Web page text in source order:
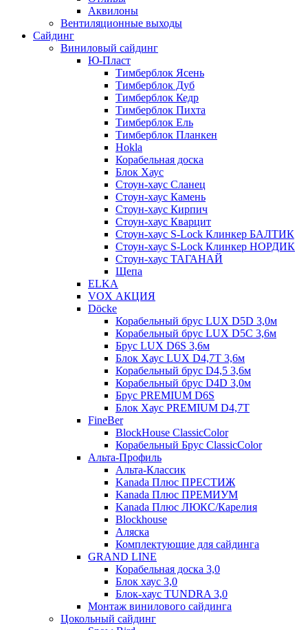
Аквилоны
Вентиляционные выходы
Сайдинг
Виниловый сайдинг
Ю-Пласт
Тимберблок Ясень
Тимберблок Дуб
Тимберблок Кедр
Тимберблок Пихта
Тимберблок Ель
Тимберблок Планкен
Hokla
Корабельная доска
Блок Хаус
Стоун-хаус Сланец
Стоун-хаус Камень
Стоун-хаус Кирпич
Стоун-хаус Кварцит
Стоун-хаус S-Lock Клинкер БАЛТИК
Стоун-хаус S-Lock Клинкер НОРДИК
Стоун-хаус ТАГАНАЙ
Щепа
ELKA
VOX АКЦИЯ
Döcke
Корабельный брус LUX D5D 3,0м
Корабельный брус LUX D5C 3,6м
Брус LUX D6S 3,6м
Блок Хаус LUX D4,7T 3,6м
Корабельный брус D4,5 3,6м
Корабельный брус D4D 3,0м
Брус PREMIUM D6S
Блок Хаус PREMIUM D4,7T
FineBer
BlockHouse ClassicColor
Корабельный Брус ClassicColor
Альта-Профиль
Альта-Классик
Kanada Плюс ПРЕСТИЖ
Kanada Плюс ПРЕМИУМ
Kanada Плюс ЛЮКС/Карелия
Blockhouse
Аляска
Комплектующие для сайдинга
GRAND LINE
Корабельная доска 3,0
Блок хаус 3,0
Блок-хаус TUNDRA 3,0
Монтаж винилового сайдинга
Цокольный сайдинг